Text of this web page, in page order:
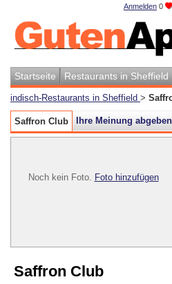
Anmelden 0
Startseite Restaurants in Sheffield
indisch-Restaurants in Sheffield >
Saffron Club Ihre Meinung abgeben
Noch kein Foto. Foto hinzufügen
Saffron Club